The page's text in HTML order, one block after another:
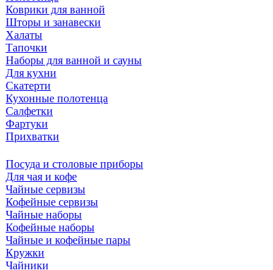
Коврики для ванной
Шторы и занавески
Халаты
Тапочки
Наборы для ванной и сауны
Для кухни
Скатерти
Кухонные полотенца
Салфетки
Фартуки
Прихватки
Посуда и столовые приборы
Для чая и кофе
Чайные сервизы
Кофейные сервизы
Чайные наборы
Кофейные наборы
Чайные и кофейные пары
Кружки
Чайники